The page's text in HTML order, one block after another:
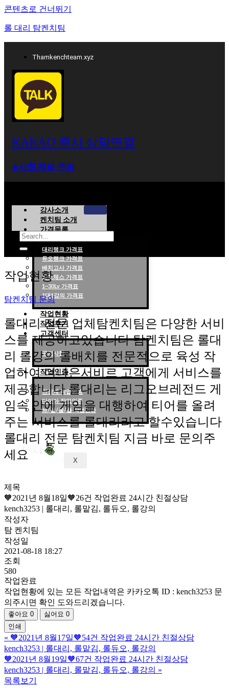
콘텐츠로 건너뛰기
롤 대리 탐켄치팀
Thamkenchteam.xyz
KAKAO 즉시 상담연결
⁕사칭 채널 주의
강사소개
켄치팀 소개
가격목록
대리랭크 가격표
듀오랭크 가격표
배치고사 가격표
롤토체스 가격표
1~30Lv 가격표
1대1강의 가격표
작업현황
작업후기
고객센터
공지사항
작업인증
천상계 작업인증
다이아 작업인증
브/실/골/플 작업인증
X
작업현황
탐켄치팀 문의
롤대리 전문 업체탐켄치팀은 다양한 서비
스를 제공하고있습니다 탐켄치팀은 롤대
리 롤강의 롤배치를 전문적으로 육성 작
업하여 더나은서비르 고객에게 서비스를
제공합니다 롤대리는 리그오브레전드 게
임속 안에 게임을 대행하여 티어를 올려
주는 서비스를 롤대리라고 할수있습니다
롤대리 전문 탐켄치팀 지금 바로 문의주
세요
제목
🧡2021년 8월18일🧡26건 작업완료 24시간 친절상담
kench3253 | 롤대리, 롤맡김, 롤듀오, 롤강의
작성자
탐 켄치팀
작성일
2021-08-18 18:27
조회
580
작업완료
작업현황에 있는 모든 작업내역은 카카오톡 ID : kench3253 문
의주시면 확인 도와드리겠습니다.
좋아요 0 싫어요 0
인쇄
« 🧡2021년 8월17일🧡54건 작업완료 24시간 친절상담
kench3253 | 롤대리, 롤맡김, 롤듀오, 롤강의
🧡2021년 8월19일🧡67건 작업완료 24시간 친절상담
kench3253 | 롤대리, 롤맡김, 롤듀오, 롤강의 »
목록보기